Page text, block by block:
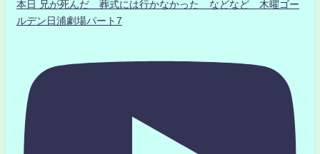
本日 兄が死んだ 葬式には行かなかった などなど 木曜ゴー
ルデン日浦劇場パート7